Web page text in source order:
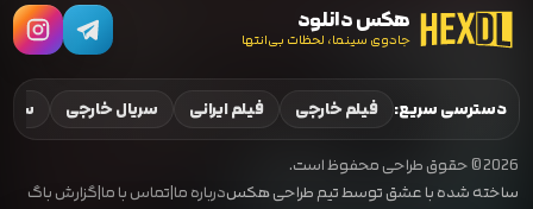
هکس دانلود
جادوی سینما، لحظات بی‌انتها
دسترسی سریع: فیلم خارجی فیلم ایرانی سریال خارجی
2026 © حقوق طراحی محفوظ است.
ساخته شده با عشق توسط تیم طراحی هکسدرباره ما|تماس با ما|گزارش باگ